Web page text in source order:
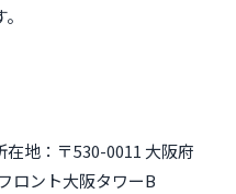
地：〒530-0011 大阪府
ロント大阪タワーB